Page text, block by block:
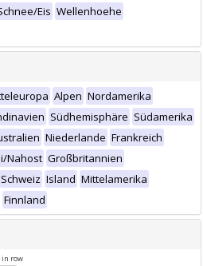
Eis Wellenhoehe
Alpen Nordamerika
Südhemisphäre Südamerika
Niederlande Frankreich
Nahost Großbritannien
Schweiz Island Mittelamerika
Finnland
in row